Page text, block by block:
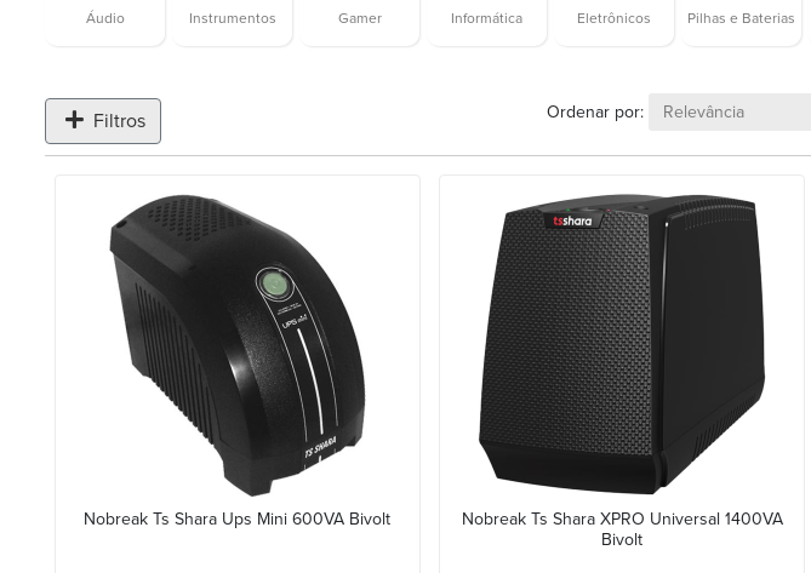
Áudio Instrumentos Gamer Informática Eletrônicos Pilhas e Baterias
Filtros Ordenar por:
Nobreak Ts Shara Ups Mini 600VA Bivolt
Nobreak Ts Shara XPRO Universal 1400VA
Bivolt